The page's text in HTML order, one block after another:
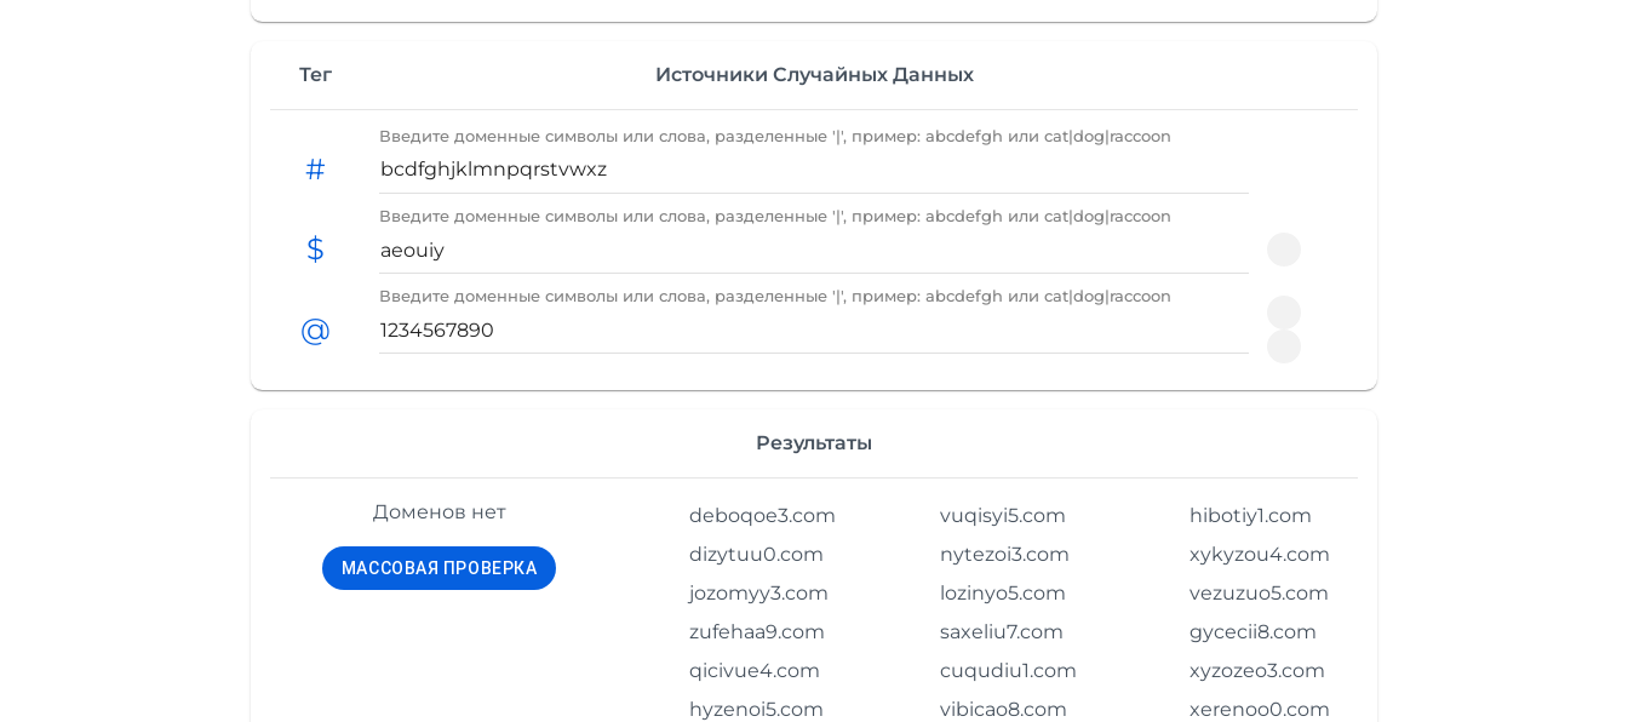
Тег Источники Случайных Данных
#
Введите доменные символы или слова, разделенные '|', пример: abcdefgh или cat|dog|raccoon
$
Введите доменные символы или слова, разделенные '|', пример: abcdefgh или cat|dog|raccoon
@
Введите доменные символы или слова, разделенные '|', пример: abcdefgh или cat|dog|raccoon
Результаты
Доменов нет
МАССОВАЯ ПРОВЕРКА
deboqoe3.com vuqisyi5.com
hibotiy1.com
dizytuu0.com
nytezoi3.com
xykyzou4.com
jozomyy3.com
lozinyo5.com
vezuzuo5.com
zufehaa9.com
saxeliu7.com
gycecii8.com
qicivue4.com
cuqudiu1.com
xyzozeo3.com
hyzenoi5.com
vibicao8.com
xerenoo0.com